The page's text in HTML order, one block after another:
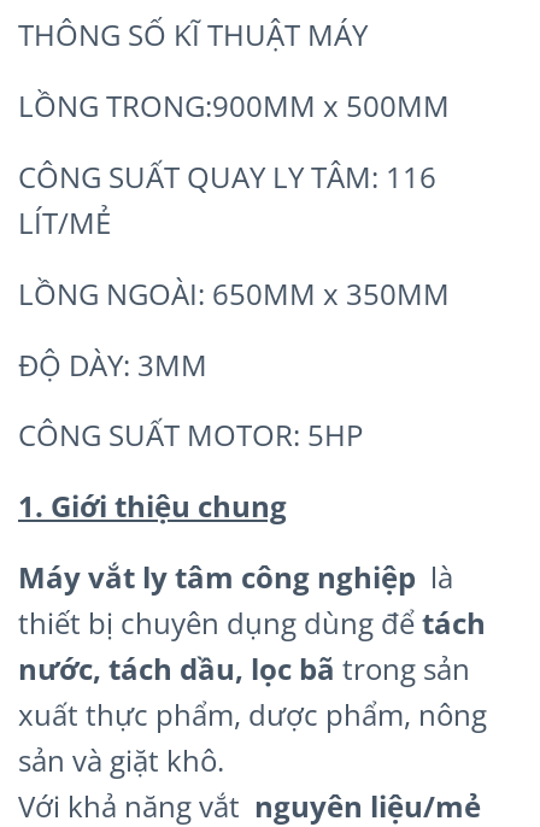
THÔNG SỐ KĨ THUẬT MÁY
LỒNG TRONG:900MM x 500MM
CÔNG SUẤT QUAY LY TÂM: 116
LÍT/MẺ
LỒNG NGOÀI: 650MM x 350MM
ĐỘ DÀY: 3MM
CÔNG SUẤT MOTOR: 5HP
1. Giới thiệu chung
Máy vắt ly tâm công nghiệp là
thiết bị chuyên dụng dùng đểtách
nước, tách dầu, lọc bã trong sản
xuất thực phẩm, dược phẩm, nông
sản và giặt khô.
Với khả năng vắt nguyên liệu/mẻ